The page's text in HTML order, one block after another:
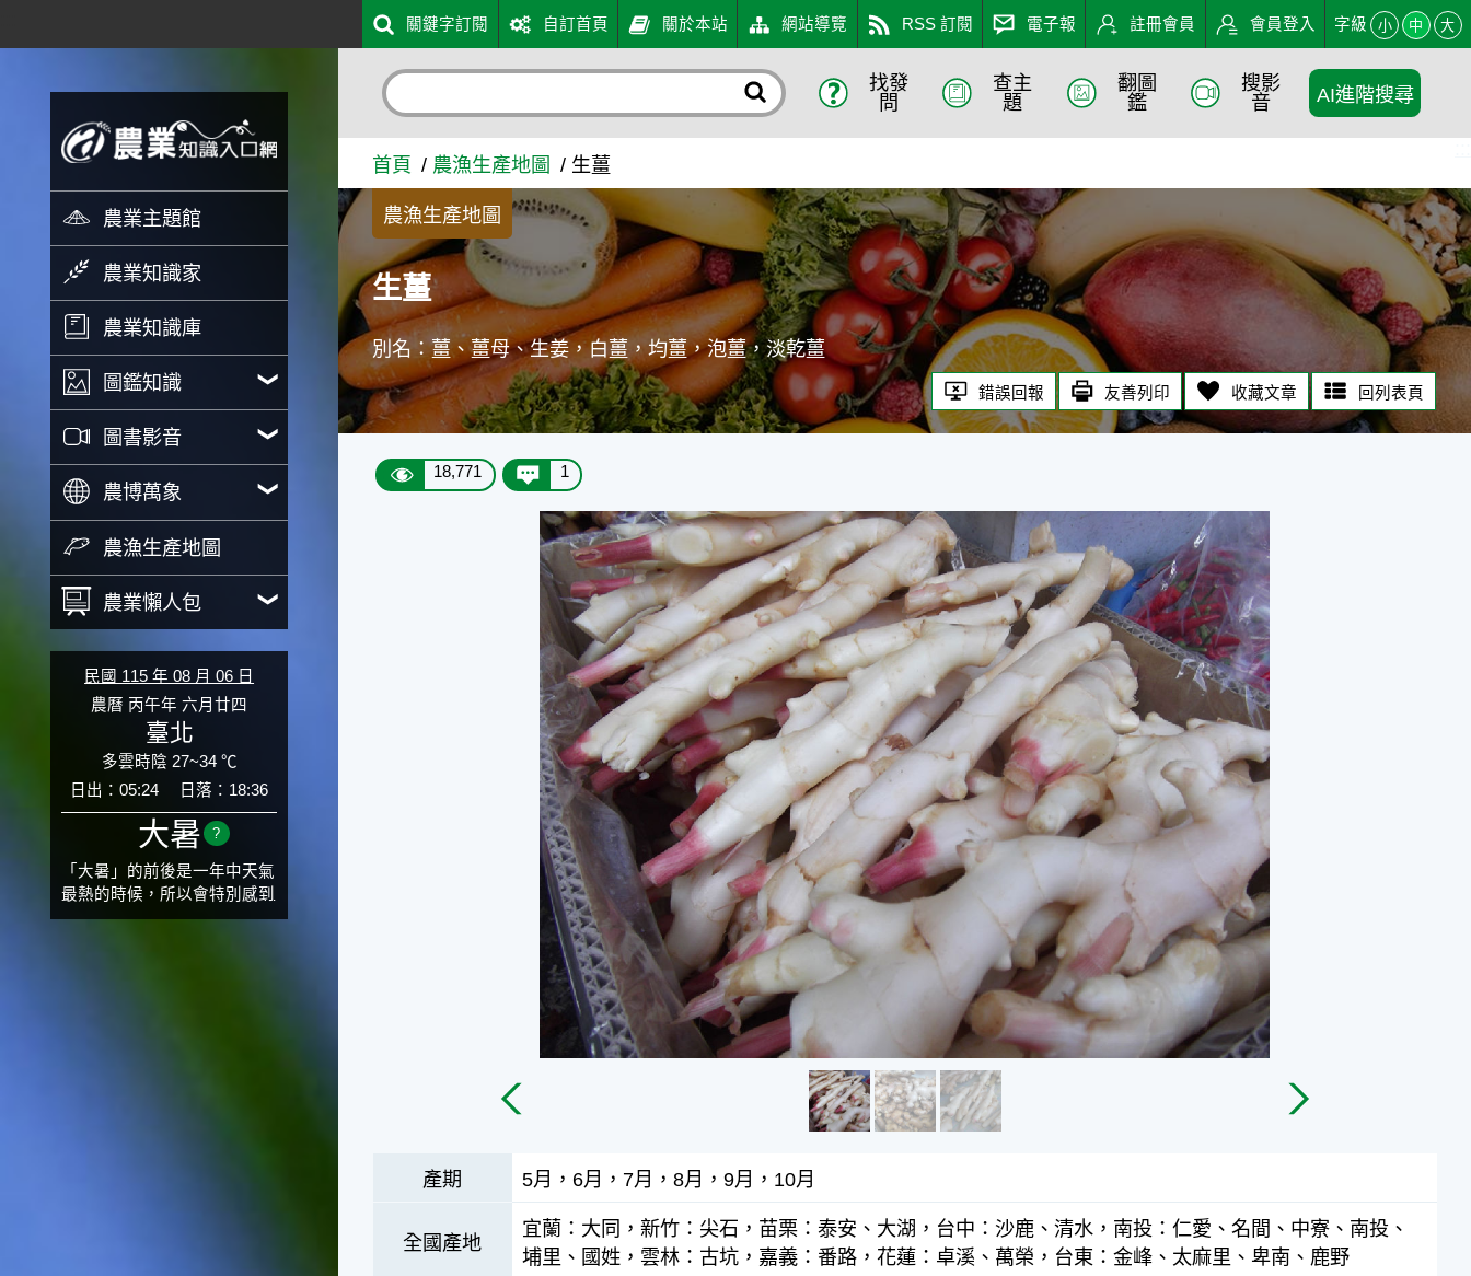
生薑 - 農業知識入口網
農業主題館
農業知識家
農業知識庫
圖鑑知識
圖書影音
農博萬象
農漁生產地圖
農業懶人包
民國 115 年 08 月 06 日
農曆 丙午年 六月廿四
臺北
多雲時陰 27~34 ℃
日出：05:24
日落：18:36
大暑 ?
「大暑」的前後是一年中天氣
最熱的時候，所以會特別感到
氣候炙熱難耐。有句俗話「小
關鍵字訂閱 自訂首頁 關於本站 網站導覽 RSS 訂閱 電子報 註冊會員 會員登入 字級 小 中 大
找發
問
查主
題
翻圖
鑑
搜影
音
AI進階搜尋
首頁 農漁生產地圖 生薑
農漁生產地圖
生薑
別名：薑、薑母、生姜，白薑，均薑，泡薑，淡乾薑
錯誤回報 友善列印 收藏文章 回列表頁
18,771 1
產期 5月，6月，7月，8月，9月，10月
全國產地
宜蘭：大同，新竹：尖石，苗栗：泰安、大湖，台中：沙鹿、清水，南投：仁愛、名間、中寮、南投、
埔里、國姓，雲林：古坑，嘉義：番路，花蓮：卓溪、萬榮，台東：金峰、太麻里、卑南、鹿野